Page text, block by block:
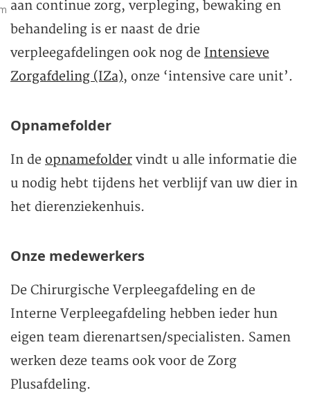
aan continue zorg, verpleging, bewaking en
behandeling is er naast de drie
verpleegafdelingen ook nog de Intensieve
Zorgafdeling (IZa), onze ‘intensive care unit’.
Opnamefolder
In de opnamefolder vindt u alle informatie die
u nodig hebt tijdens het verblijf van uw dier in
het dierenziekenhuis.
Onze medewerkers
De Chirurgische Verpleegafdeling en de
Interne Verpleegafdeling hebben ieder hun
eigen team dierenartsen/specialisten. Samen
werken deze teams ook voor de Zorg
Plusafdeling.